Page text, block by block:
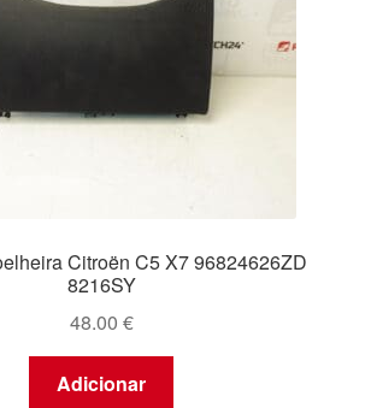
Reclamação
Citroën C5 X7 96824626ZD
8216SY
48.00 €
Adicionar